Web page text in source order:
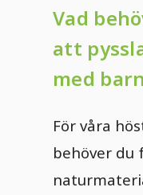
Vad
att
med barn
För våra
behöver du